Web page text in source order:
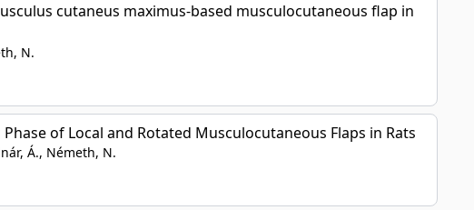
cutaneus maximus-based musculocutaneous flap in
N.
of Local and Rotated Musculocutaneous Flaps in Rats
Á., Németh, N.